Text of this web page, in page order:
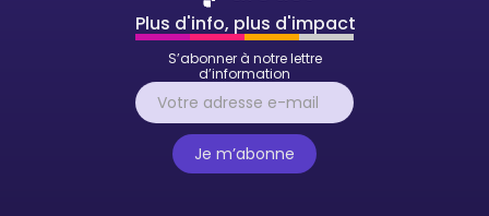
Plus d'info, plus d'impact
S’abonner à notre lettre
d’information